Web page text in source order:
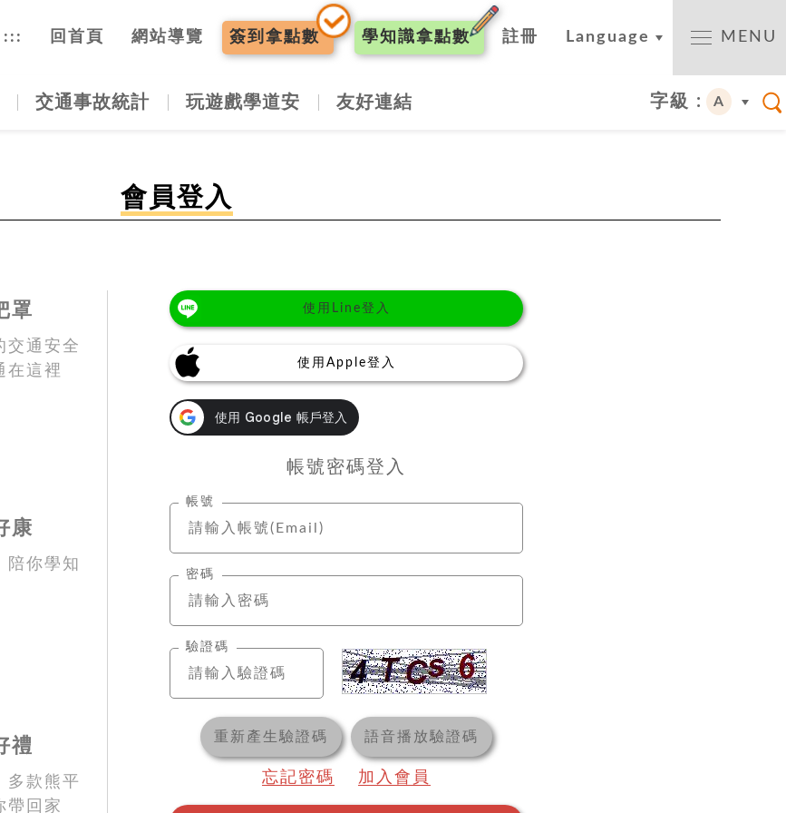
::: 回首頁 網站導覽 簽到 拿點數 學知識拿點數 註冊 Language MENU
交通事故統計 玩遊戲學道安 友好連結 字級 : A
會員登入
罩
交通安全
在這裡
康
陪你學知
禮
多款熊平
帶回家
使用Line登入
使用Apple登入
帳號密碼登入
帳號
密碼
驗證碼
重新產生驗證碼 語音播放驗證碼
忘記密碼 加入會員